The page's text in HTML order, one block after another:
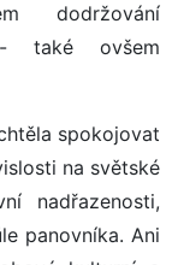
dodržování
- také ovšem
spokojovat
na světské
nadřazenosti,
panovníka. Ani